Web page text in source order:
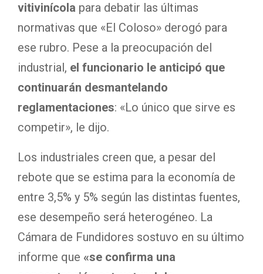
vitivinícola para debatir las últimas
normativas que «El Coloso» derogó para
ese rubro. Pese a la preocupación del
industrial, el funcionario le anticipó que
continuarán desmantelando
reglamentaciones: «Lo único que sirve es
competir», le dijo.
Los industriales creen que, a pesar del
rebote que se estima para la economía de
entre 3,5% y 5% según las distintas fuentes,
ese desempeño será heterogéneo. La
Cámara de Fundidores sostuvo en su último
informe que «se confirma una